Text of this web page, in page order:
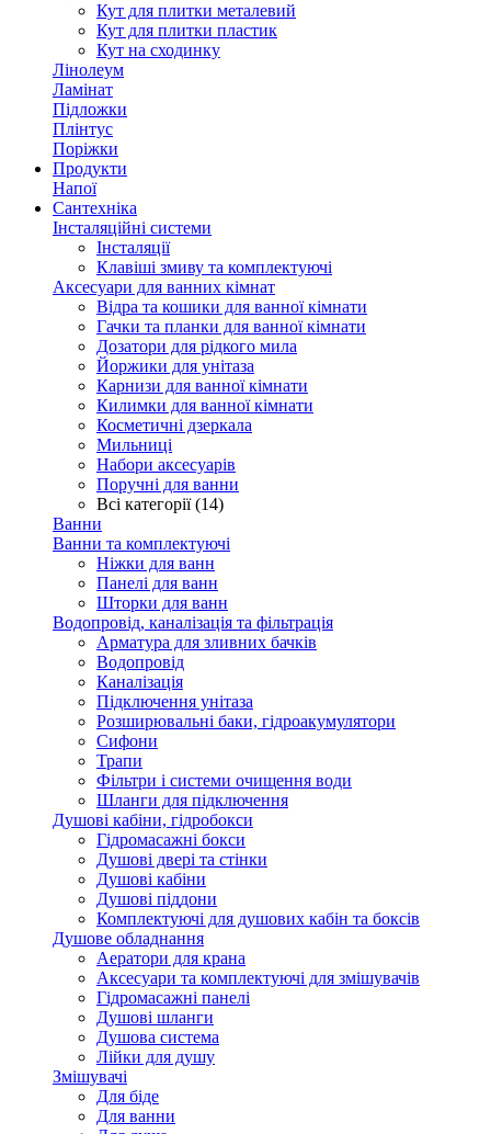
Кут для плитки металевий
Кут для плитки пластик
Кут на сходинку
Лінолеум
Ламінат
Підложки
Плінтус
Поріжки
Продукти
Напої
Сантехніка
Інсталяційні системи
Інсталяції
Клавіші змиву та комплектуючі
Аксесуари для ванних кімнат
Відра та кошики для ванної кімнати
Гачки та планки для ванної кімнати
Дозатори для рідкого мила
Йоржики для унітаза
Карнизи для ванної кімнати
Килимки для ванної кімнати
Косметичні дзеркала
Мильниці
Набори аксесуарів
Поручні для ванни
Всі категорії (14)
Ванни
Ванни та комплектуючі
Ніжки для ванн
Панелі для ванн
Шторки для ванн
Водопровід, каналізація та фільтрація
Арматура для зливних бачків
Водопровід
Каналізація
Підключення унітаза
Розширювальні баки, гідроакумулятори
Сифони
Трапи
Фільтри і системи очищення води
Шланги для підключення
Душові кабіни, гідробокси
Гідромасажні бокси
Душові двері та стінки
Душові кабіни
Душові піддони
Комплектуючі для душових кабін та боксів
Душове обладнання
Аератори для крана
Аксесуари та комплектуючі для змішувачів
Гідромасажні панелі
Душові шланги
Душова система
Лійки для душу
Змішувачі
Для біде
Для ванни